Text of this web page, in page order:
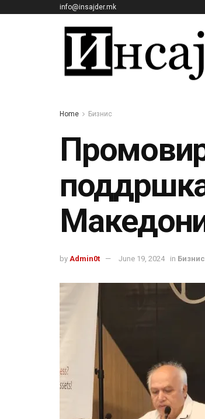
info@insajder.mk
Home Бизнис
by Admin0t June 19, 2024 in Бизнис